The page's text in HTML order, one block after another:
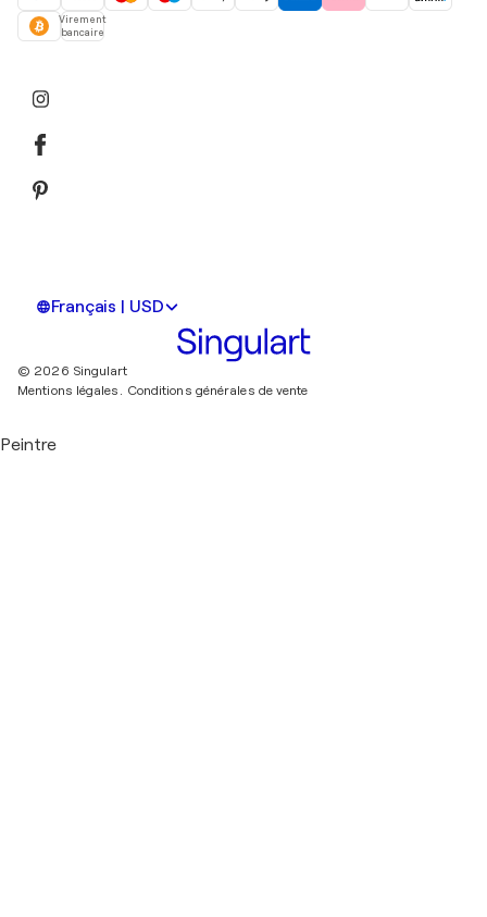
Virement
bancaire
Français | USD
© 2026 Singulart
Mentions légales.
Conditions générales de vente
Peintre